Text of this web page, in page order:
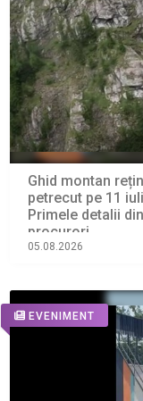
Ghid montan
petrecut pe 11
Primele detalii
procurori
05.08.2026
EVENIMENT